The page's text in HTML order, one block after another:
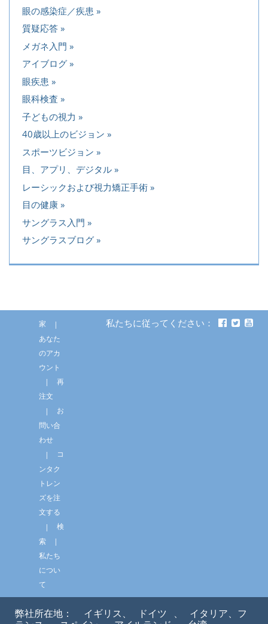
眼の感染症／疾患
質疑応答
メガネ入門
アイブログ
眼疾患
眼科検査
子どもの視力
40歳以上のビジョン
スポーツビジョン
目、アプリ、デジタル
レーシックおよび視力矯正手術
目の健康
サングラス入門
サングラスブログ
家
あなた
のアカ
ウント
再
注文
お
問い合
わせ
コ
ンタク
トレン
ズを注
文する
検
索
私たち
につい
て
私たちに従ってください：
弊社所在地： イギリス、 ドイツ 、
イタリア、フ